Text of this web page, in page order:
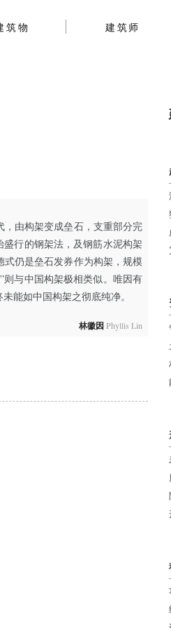
筑物 建筑师
由构架变成垒石，支重部分完
行的钢架法，及钢筋水泥构架
仍是垒石发券作为构架，规模
与中国构架极相类似。唯因有
能如中国构架之彻底纯净。
林徽因Phyllis Lin